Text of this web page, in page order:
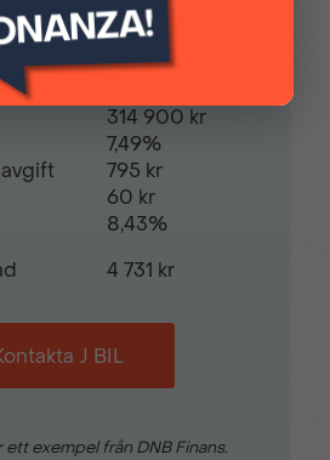
314 900 kr
7,49%
795 kr
60 kr
8,43%
4 731 kr
J BIL
ett exempel från DNB Finans.